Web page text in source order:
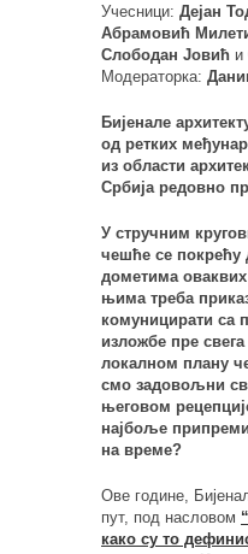
Учесници: Дејан
Абрамовић
Слободан Јовић и
Модераторка:
Бијенале
од ретких
из области
Србија редовно
У стручним
чешће се покрећу
дометима
њима треба
комуницирати са
изложбе пре
локалном плану
смо задовољни
његовом
најбоље
на време?
Ове године,
пут, под насловом
како су то